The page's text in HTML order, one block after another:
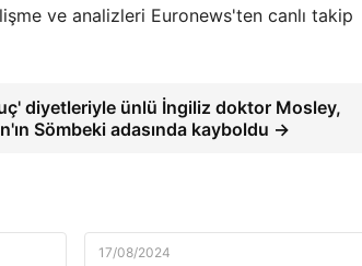
ve analizleri Euronews'ten canlı takip
diyetleriyle ünlü İngiliz doktor Mosley,
Sömbeki adasında kayboldu →
17/08/2024